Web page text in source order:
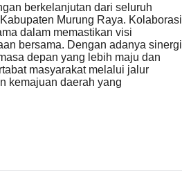
berkelanjutan dari seluruh
Murung Raya. Kolaborasi
dalam memastikan visi
bersama. Dengan adanya sinergi
depan yang lebih maju dan
masyarakat melalui jalur
kemajuan daerah yang